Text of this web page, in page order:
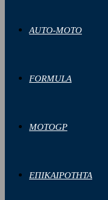
AUTO-MOTO
FORMULA
MOTOGP
ΕΠΙΚΑΙΡΟΤΗΤΑ